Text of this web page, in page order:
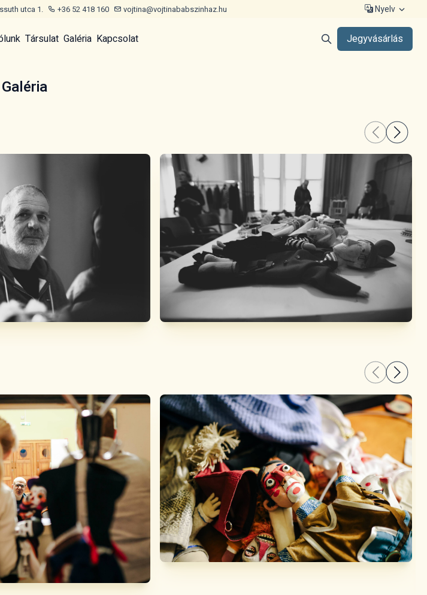
utca 1. +36 52 418 160 vojtina@vojtinababszinhaz.hu Nyelv
Jegyvásárlás
Társulat Galéria Kapcsolat
Galéria